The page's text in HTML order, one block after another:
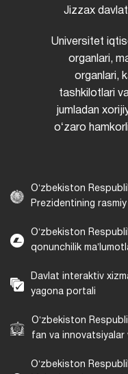
Jizzax
Universitet
organlari,
organlari,
tashkilotlari
jumladan
oʻzaro
Oʻzbekiston
Prezidentining
Oʻzbekiston
qonunchilik
Davlat interaktiv
yagona portali
Oʻzbekiston
fan va innovatsiyalar
Oʻzbekiston